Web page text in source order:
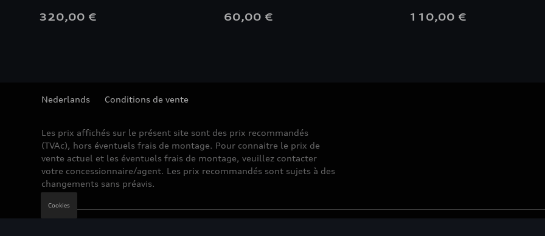
320,00 € 60,00 € 110,00 €
Nederlands Conditions de vente
Les prix affichés sur le présent site sont des prix recommandés
(TVAc), hors éventuels frais de montage. Pour connaitre le prix de
vente actuel et les éventuels frais de montage, veuillez contacter
votre concessionnaire/agent. Les prix recommandés sont sujets à des
changements sans préavis.
Cookies